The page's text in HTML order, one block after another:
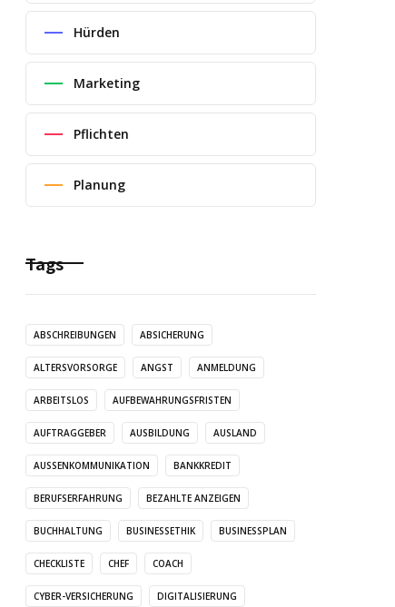
Hürden
Marketing
Pflichten
Planung
Tags
ABSCHREIBUNGEN ABSICHERUNG
ALTERSVORSORGE ANGST ANMELDUNG
ARBEITSLOS AUFBEWAHRUNGSFRISTEN
AUFTRAGGEBER AUSBILDUNG AUSLAND
AUSSENKOMMUNIKATION BANKKREDIT
BERUFSERFAHRUNG BEZAHLTE ANZEIGEN
BUCHHALTUNG BUSINESSETHIK BUSINESSPLAN
CHECKLISTE CHEF COACH
CYBER-VERSICHERUNG DIGITALISIERUNG